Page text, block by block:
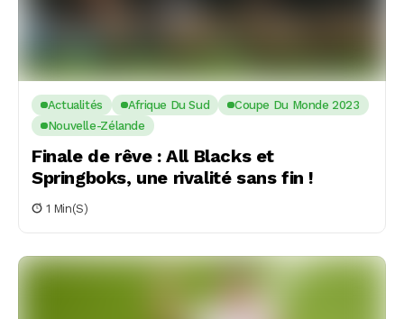
Actualités Afrique Du Sud
Coupe Du Monde 2023
Nouvelle-Zélande
Finale de rêve : All Blacks et
Springboks, une rivalité sans fin !
1 Min(s)